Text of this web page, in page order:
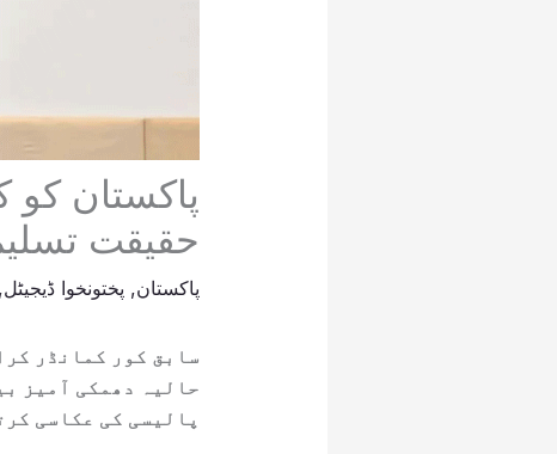
پاکستان
حقیقت
پاکستان, پختونخوا ڈیجیٹل,
سابق کور کمانڈر
حالیہ دھمکی آمیز
پالیسی کی عکاسی